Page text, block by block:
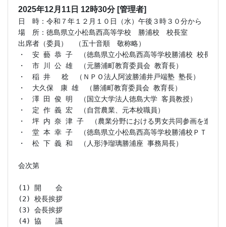
2025年12月11日 12時30分 [管理者]
日　時：令和７年１２月１０日（水）午後３時３０分から
場　所：徳島県立小松島西高等学校　勝浦校　校長室
出席者（委員）　（五十音順　敬称略）
・　安 藝 恭 子　（徳島県立小松島西高等学校勝浦校 校長）
・　市 川 公 雄　（元勝浦町教育委員会 教育長）
・　稲 井 　稔　（ＮＰＯ法人阿波勝浦井戸端塾 塾長）
・　大久保　康 雄　（勝浦町教育委員会 教育長）
・　澤 田 俊 明　（国立大学法人徳島大学 客員教授）
・　定 作 義 宏　（自営農業、元本校職員）
・　坪 内 奈 津 子　（農業分野における男女共同参画を進め
・　堂 本 幸 子　（徳島県立小松島西高等学校勝浦校ＰＴＡ会
・　松 下 義 和　（人形浄瑠璃勝浦座 事務局長）
会次第
(1) 開　　会
(2) 校長挨拶
(3) 会長挨拶
(4) 協　　議